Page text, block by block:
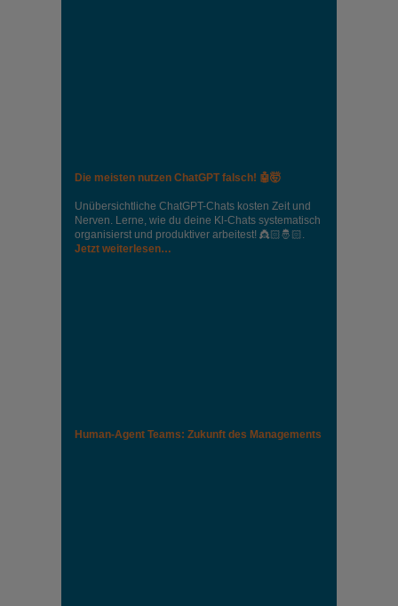
Die meisten nutzen ChatGPT falsch! 🤖🤯
Unübersichtliche ChatGPT-Chats kosten Zeit und
Nerven. Lerne, wie du deine Kl-Chats systematisch
organisierst und produktiver arbeitest! 👸🏻🤴🏻.
Jetzt weiterlesen…
Human-Agent Teams: Zukunft des Managements